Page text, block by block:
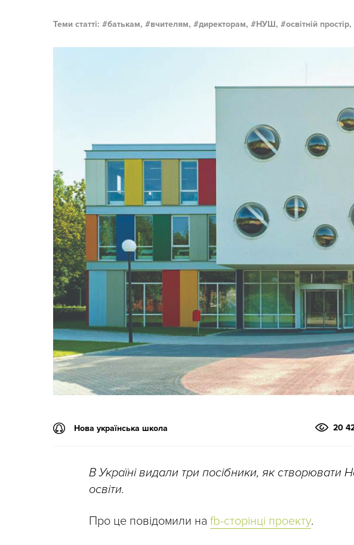
Теми статті: батькам, вчителям, директорам, НУШ, освітній простір,
Нова українська школа 20
В Україні видали три посібники, як створювати
освіти.
Про це повідомили на fb-сторінці проекту.